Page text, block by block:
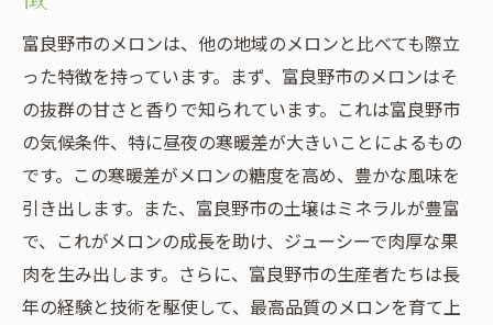
富良野市のメロンは、他の地域のメロンと比べても際立
った特徴を持っています。まず、富良野市のメロンはそ
の抜群の甘さと香りで知られています。これは富良野市
の気候条件、特に昼夜の寒暖差が大きいことによるもの
です。この寒暖差がメロンの糖度を高め、豊かな風味を
引き出します。また、富良野市の土壌はミネラルが豊富
で、これがメロンの成長を助け、ジューシーで肉厚な果
肉を生み出します。さらに、富良野市の生産者たちは長
年の経験と技術を駆使して、最高品質のメロンを育て上